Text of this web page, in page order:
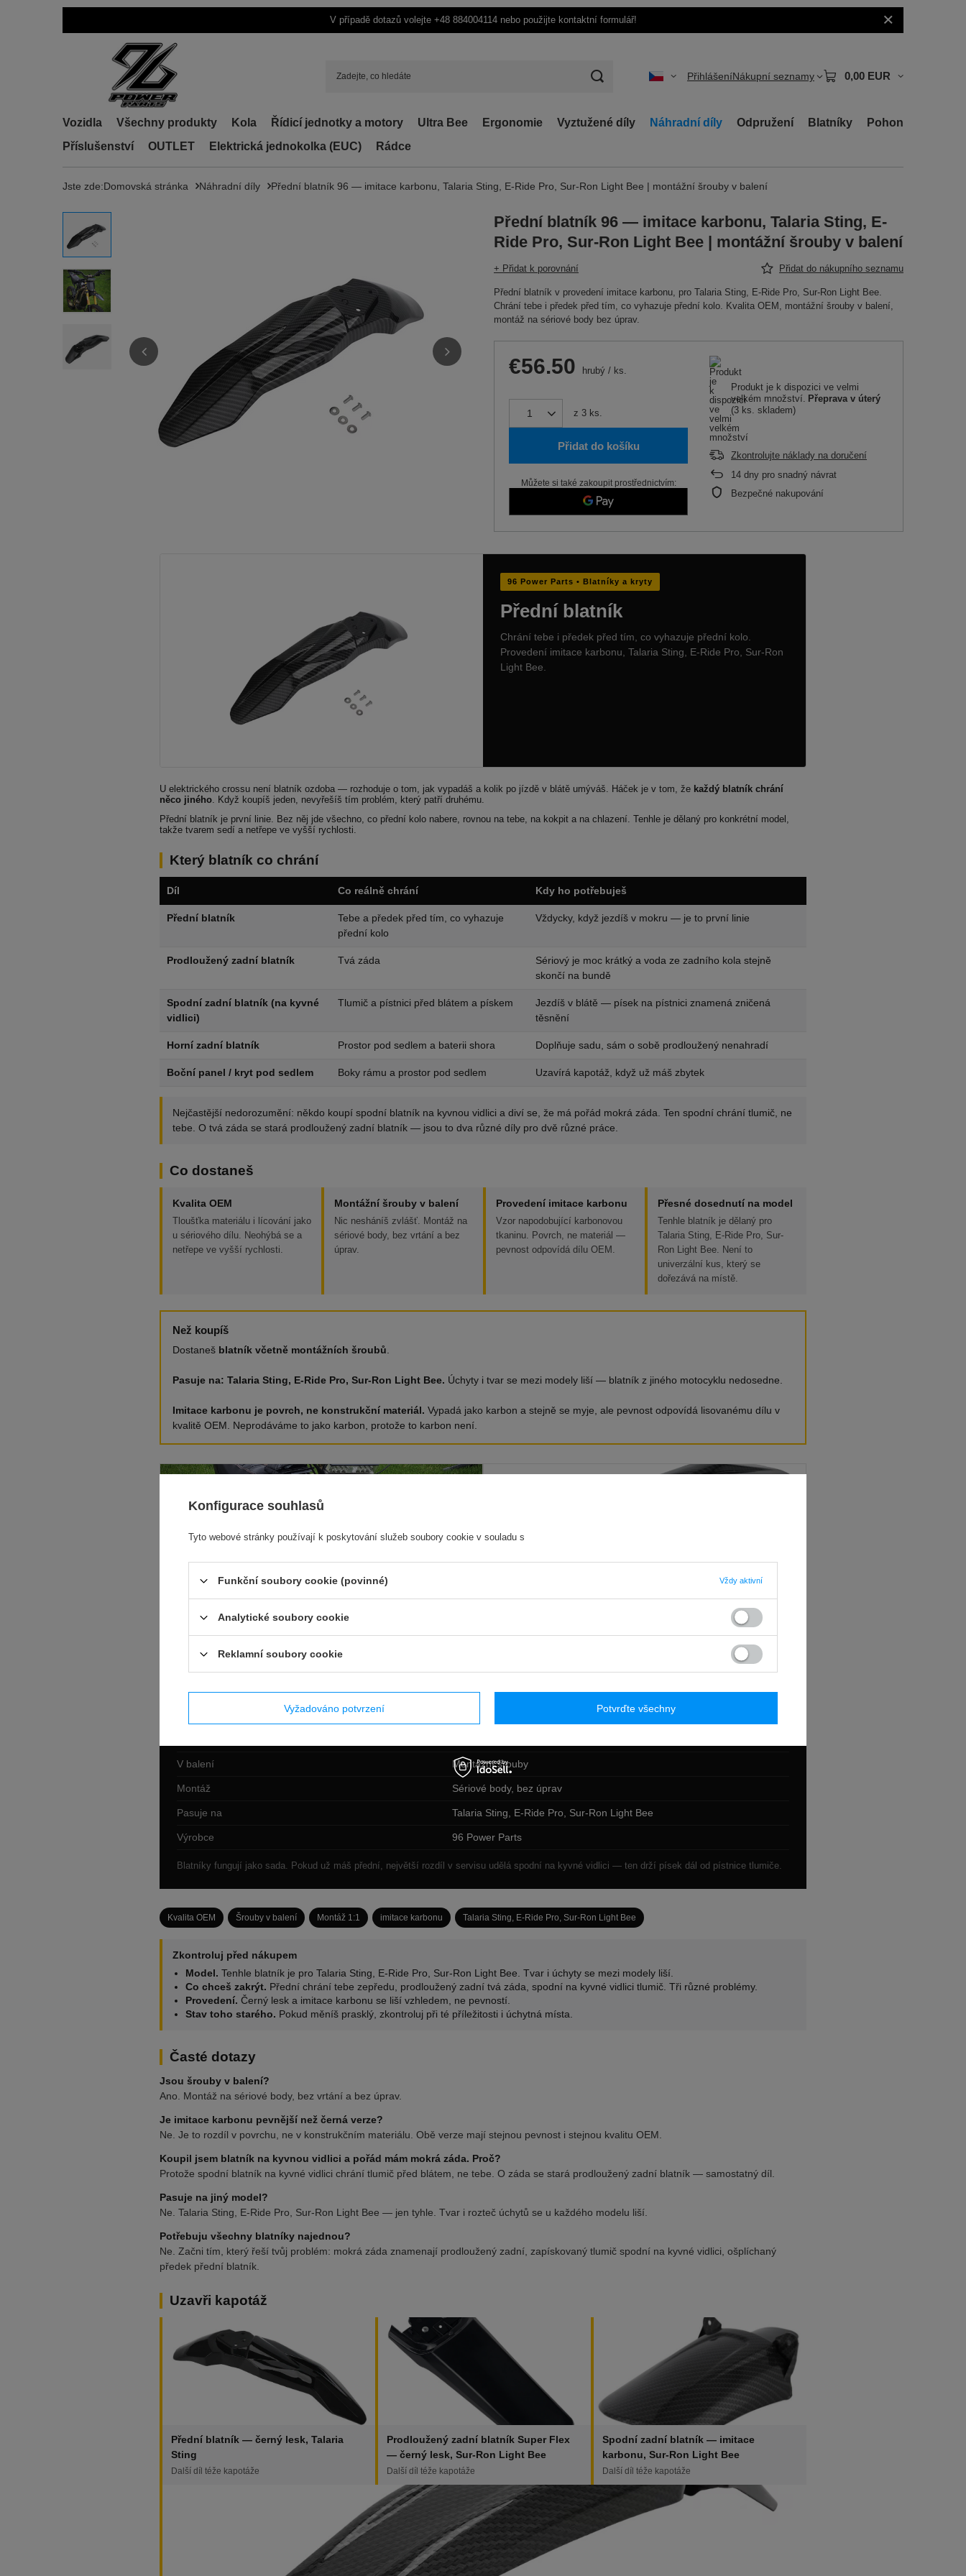
V případě dotazů volejte +48 884004114 nebo použijte kontaktní formulář!
PřihlášeníNákupní seznamy 0,00 EUR
Vozidla Všechny produkty Kola Řídicí jednotky a motory Ultra Bee Ergonomie Vyztužené díly Náhradní díly Odpružení Blatníky
Pohon
Příslušenství
OUTLET Elektrická jednokolka (EUC) Rádce
Jste zde:Domovská stránka Náhradní díly Přední blatník 96 — imitace karbonu, Talaria Sting, E-Ride Pro, Sur-Ron Light Bee | montážní šrouby v balení
Přední blatník 96 — imitace karbonu, Talaria Sting, E-
Ride Pro, Sur-Ron Light Bee | montážní šrouby v balení
+ Přidat k porovnání Přidat do nákupního seznamu
Přední blatník v provedení imitace karbonu, pro Talaria Sting, E-Ride Pro, Sur-Ron Light Bee.
Chrání tebe i předek před tím, co vyhazuje přední kolo. Kvalita OEM, montážní šrouby v balení,
montáž na sériové body bez úprav.
€56.50 hrubý / ks.
z 3 ks.
Přidat do košíku
Můžete si také zakoupit prostřednictvím:
Produkt je k dispozici ve velmi
velkém množství Přeprava v úterý
(3 ks. skladem)
Zkontrolujte náklady na doručení
14 dny pro snadný návrat
Bezpečné nakupování
96 Power Parts • Blatníky a kryty
Přední blatník
Chrání tebe i předek před tím, co vyhazuje přední kolo.
Provedení imitace karbonu, Talaria Sting, E-Ride Pro, Sur-Ron
Light Bee.
U elektrického crossu není blatník ozdoba — rozhoduje o tom, jak vypadáš a kolik po jízdě v blátě umýváš. Háček je v tom, že každý blatník chrání
něco jiného. Když koupíš jeden, nevyřešíš tím problém, který patří druhému.
Přední blatník je první linie. Bez něj jde všechno, co přední kolo nabere, rovnou na tebe, na kokpit a na chlazení. Tenhle je dělaný pro konkrétní model,
takže tvarem sedí a netřepe ve vyšší rychlosti.
Který blatník co chrání
Díl Co reálně chrání Kdy ho potřebuješ
Přední blatník
Tebe a předek před tím, co vyhazuje
přední kolo
Vždycky, když jezdíš v mokru — je to první linie
Prodloužený zadní blatník Tvá záda
Sériový je moc krátký a voda ze zadního kola stejně
skončí na bundě
Spodní zadní blatník (na kyvné
vidlici)
Tlumič a pístnici před blátem a pískem
Jezdíš v blátě — písek na pístnici znamená zničená
těsnění
Horní zadní blatník Prostor pod sedlem a baterii shora Doplňuje sadu, sám o sobě prodloužený nenahradí
Boční panel / kryt pod sedlem Boky rámu a prostor pod sedlem Uzavírá kapotáž, když už máš zbytek
Nejčastější nedorozumění: někdo koupí spodní blatník na kyvnou vidlici a diví se, že má pořád mokrá záda. Ten spodní chrání tlumič, ne
tebe. O tvá záda se stará prodloužený zadní blatník — jsou to dva různé díly pro dvě různé práce.
Co dostaneš
Kvalita OEM
Tloušťka materiálu i lícování jako
u sériového dílu. Neohýbá se a
netřepe ve vyšší rychlosti.
Montážní šrouby v balení
Nic nesháníš zvlášť. Montáž na
sériové body, bez vrtání a bez
úprav.
Provedení imitace karbonu
Vzor napodobující karbonovou
tkaninu. Povrch, ne materiál —
pevnost odpovídá dílu OEM.
Přesné dosednutí na model
Tenhle blatník je dělaný pro
Talaria Sting, E-Ride Pro, Sur-
Ron Light Bee. Není to
univerzální kus, který se
dořezává na místě.
Než koupíš
Dostaneš blatník včetně montážních šroubů
Pasuje na: Talaria Sting, E-Ride Pro, Sur-Ron Light Bee. Úchyty i tvar se mezi modely liší — blatník z jiného motocyklu nedosedne.
Imitace karbonu je povrch, ne konstrukční materiál. Vypadá jako karbon a stejně se myje, ale pevnost odpovídá lisovanému dílu v
kvalitě OEM. Neprodáváme to jako karbon, protože to karbon není.
Technické údaje
Díl Přední blatník
V balení Montážní šrouby
Montáž Sériové body, bez úprav
Pasuje na Talaria Sting, E-Ride Pro, Sur-Ron Light Bee
Výrobce 96 Power Parts
Blatníky fungují jako sada. Pokud už máš přední, největší rozdíl v servisu udělá spodní na kyvné vidlici — ten drží písek dál od pístnice tlumiče.
Kvalita OEM Šrouby v balení Montáž 1:1 imitace karbonu Talaria Sting, E-Ride Pro, Sur-Ron Light Bee
Zkontroluj před nákupem
Model. Tenhle blatník je pro Talaria Sting, E-Ride Pro, Sur-Ron Light Bee. Tvar i úchyty se mezi modely liší.
Co chceš zakrýt. Přední chrání tebe zepředu, prodloužený zadní tvá záda, spodní na kyvné vidlici tlumič. Tři různé problémy.
Provedení. Černý lesk a imitace karbonu se liší vzhledem, ne pevností.
Stav toho starého. Pokud měníš prasklý, zkontroluj při té příležitosti i úchytná místa.
Časté dotazy
Jsou šrouby v balení?
Ano. Montáž na sériové body, bez vrtání a bez úprav.
Je imitace karbonu pevnější než černá verze?
Ne. Je to rozdíl v povrchu, ne v konstrukčním materiálu. Obě verze mají stejnou pevnost i stejnou kvalitu OEM.
Koupil jsem blatník na kyvnou vidlici a pořád mám mokrá záda. Proč?
Protože spodní blatník na kyvné vidlici chrání tlumič před blátem, ne tebe. O záda se stará prodloužený zadní blatník — samostatný díl.
Pasuje na jiný model?
Ne. Talaria Sting, E-Ride Pro, Sur-Ron Light Bee — jen tyhle. Tvar i rozteč úchytů se u každého modelu liší.
Potřebuju všechny blatníky najednou?
Ne. Začni tím, který řeší tvůj problém: mokrá záda znamenají prodloužený zadní, zapískovaný tlumič spodní na kyvné vidlici, ošplíchaný
předek přední blatník.
Uzavři kapotáž
Přední blatník — černý lesk, Talaria
Sting
Další díl téže kapotáže
Prodloužený zadní blatník Super Flex
— černý lesk, Sur-Ron Light Bee
Další díl téže kapotáže
Spodní zadní blatník — imitace
karbonu, Sur-Ron Light Bee
Další díl téže kapotáže
Konfigurace souhlasů
Tyto webové stránky používají k poskytování služeb soubory cookie v souladu s
Funkční soubory cookie (povinné) Vždy aktivní
Analytické soubory cookie
Reklamní soubory cookie
Vyžadováno potvrzení Potvrďte všechny